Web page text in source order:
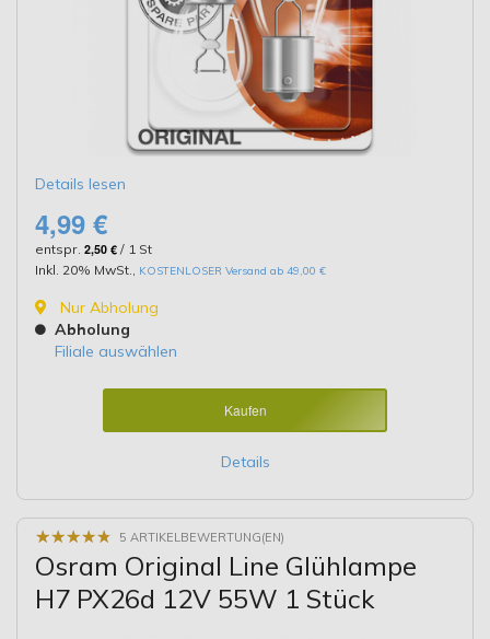
Details lesen
4,99 €
entspr. 2,50 € / 1 St
Inkl. 20% MwSt., KOSTENLOSER Versand ab 49,00 €
Nur Abholung
Abholung
Filiale auswählen
Kaufen
Details
★★★★★
★★★★★ 5 ARTIKELBEWERTUNG(EN)
Osram Original Line Glühlampe
H7 PX26d 12V 55W 1 Stück